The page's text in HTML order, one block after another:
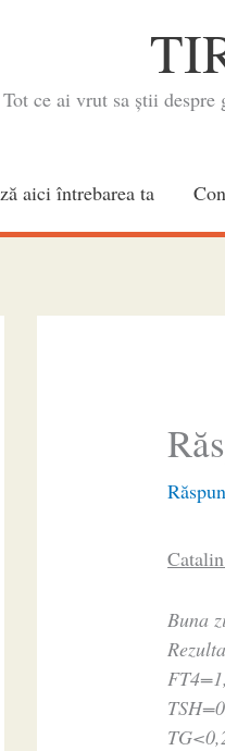
Tot ce ai vrut sa știi
aici întrebarea ta
Buna